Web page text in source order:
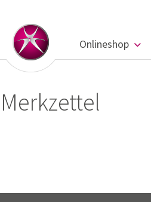
Onlineshop
Merkzettel